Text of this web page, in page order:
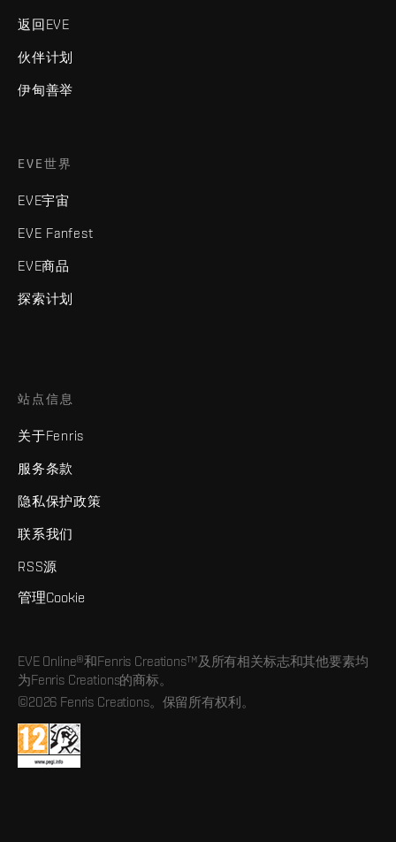
返回EVE
伙伴计划
伊甸善举
EVE世界
EVE宇宙
EVE Fanfest
EVE商品
探索计划
站点信息
关于Fenris
服务条款
隐私保护政策
联系我们
RSS源
管理Cookie
EVE Online®和Fenris Creations™及所有相关标志和其他要素均
为Fenris Creations的商标。
©2026 Fenris Creations。保留所有权利。